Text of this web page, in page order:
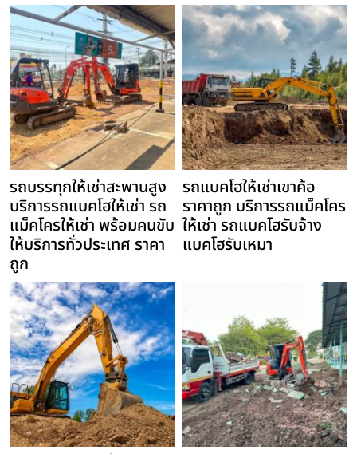
รถบรรทุกให้เช่าสะพานสูง
บริการรถแบคโฮให้เช่า รถ
แม็คโครให้เช่า พร้อมคนขับ
ให้บริการทั่วประเทศ ราคา
ถูก
รถแบคโฮให้เช่าเขาค้อ
ราคาถูก บริการรถแม็คโคร
ให้เช่า รถแบคโฮรับจ้าง
แบคโฮรับเหมา